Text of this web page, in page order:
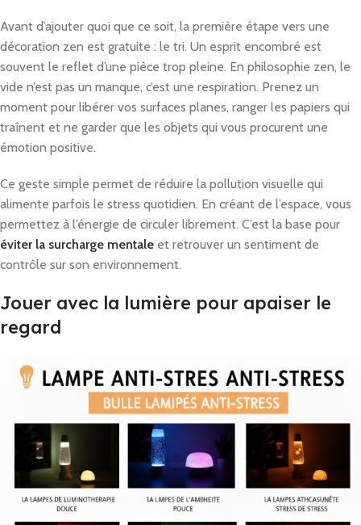
Avant d’ajouter quoi que ce soit, la première étape vers une
décoration zen est gratuite : le tri. Un esprit encombré est
souvent le reflet d’une pièce trop pleine. En philosophie zen, le
vide n’est pas un manque, c’est une respiration. Prenez un
moment pour libérer vos surfaces planes, ranger les papiers qui
traînent et ne garder que les objets qui vous procurent une
émotion positive.
Ce geste simple permet de réduire la pollution visuelle qui
alimente parfois le stress quotidien. En créant de l’espace, vous
permettez à l’énergie de circuler librement. C’est la base pour
éviter la surcharge mentale et retrouver un sentiment de
contrôle sur son environnement.
Jouer avec la lumière pour apaiser le
regard